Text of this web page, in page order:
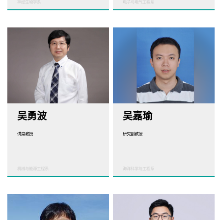
神经生物学系 电子与电气工程系
吴勇波
讲席教授
机械与能源工程系
吴嘉瑜
研究副教授
海洋科学与工程系